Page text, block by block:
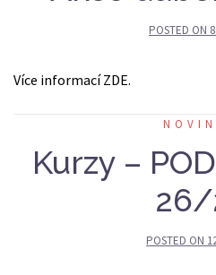
POSTED ON
Více informací ZDE.
Kurzy –
26/
POSTED ON